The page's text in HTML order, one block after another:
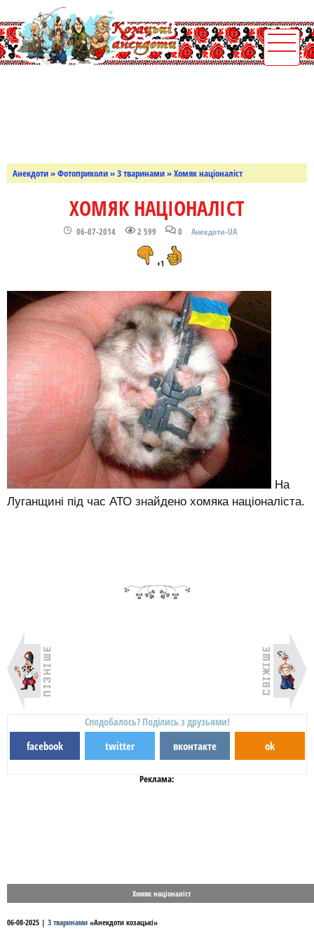
Анекдоти»Фотоприколи»З тваринами» Хомяк націоналіст
ХОМЯК НАЦІОНАЛІСТ
06-07-2014 2 599 0 Анекдоти-UA
+1
На
Луганщині під час АТО знайдено хомяка націоналіста.
Сподобалось? Поділись з друзьями!
facebook twitter вконтакте ok
Реклама:
Хомяк націоналіст
06-08-2025 | З тваринами «Анекдоти козацькі»